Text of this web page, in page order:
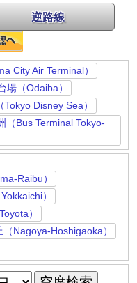
City Air Terminal）
場（Odaiba）
Tokyo Disney Sea）
（Bus Terminal Tokyo-
Raibu）
）
）
（Nagoya-Hoshigaoka）
逆路線